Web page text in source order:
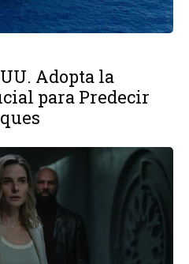
Adopta la
para Predecir